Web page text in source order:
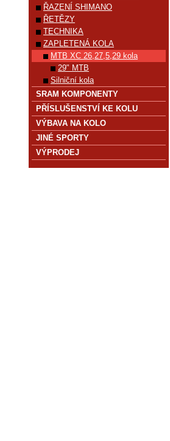
ŘAZENÍ SHIMANO
ŘETĚZY
TECHNIKA
ZAPLETENÁ KOLA
MTB XC 26,27,5,29 kola
29" MTB
Silniční kola
SRAM KOMPONENTY
PŘÍSLUŠENSTVÍ KE KOLU
VÝBAVA NA KOLO
JINÉ SPORTY
VÝPRODEJ